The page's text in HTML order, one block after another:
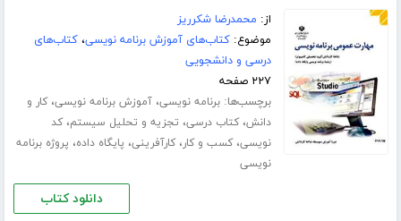
از: محمدرضا شکرریز
موضوع:کتاب‌های آموزش برنامه نویسی،کتاب‌های
درسی و دانشجویی
۲۲۷ صفحه
برچسب‌ها:برنامه نویسی،آموزش برنامه نویسی،کار و
دانش،کتاب درسی، تجزیه و تحلیل سیستم،کد
نویسی،کسب و کار،کارآفرینی، پایگاه داده، پروژه برنامه
نویسی
دانلود کتاب